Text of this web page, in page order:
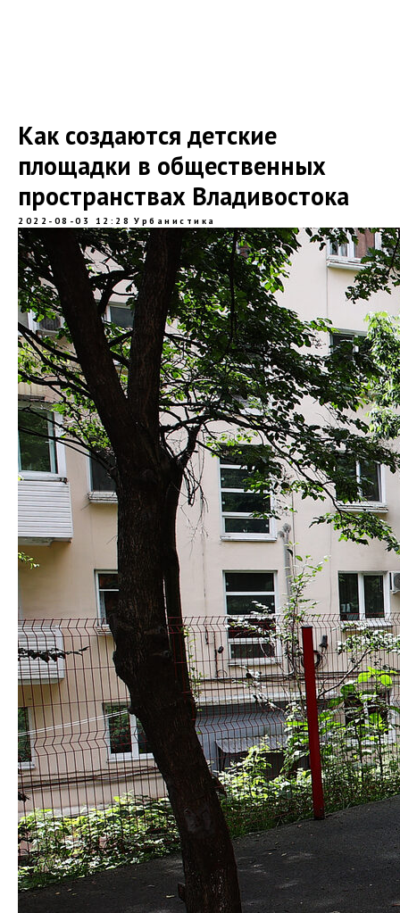
Как создаются детские
площадки в общественных
пространствах Владивостока
2022-08-03 12:28 Урбанистика